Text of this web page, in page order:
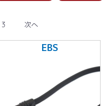
3 次へ
EBS